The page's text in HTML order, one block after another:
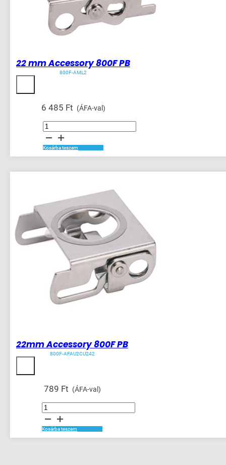
22 mm Accessory 800F PB
800F-AML2
6 485 Ft (ÁFA-val)
22
mm
Accessory
800F
PB
mennyiség
Kosárba teszem
22mm Accessory 800F PB
800F-AFAU2CU242
789 Ft (ÁFA-val)
22mm
Accessory
PB
mennyiség
Kosárba teszem